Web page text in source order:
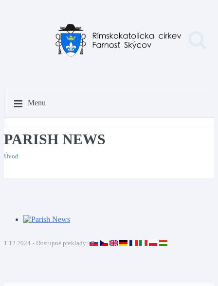
Menu
PARISH NEWS
Úvod
1.12.2024 Dostupné preklady: